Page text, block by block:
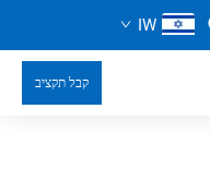
IW
קבל תקציב